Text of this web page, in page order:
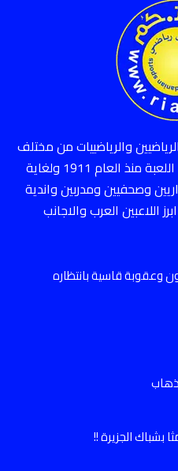
والرياضييات من مختلف
الاعمار والألعاب ممن مارسوا اللعبة منذ العام 1911 ولغاية
وصحفيين ومدربين واندية
اللاعبين العرب والاجانب
وعقوبة قاسية بانتظاره